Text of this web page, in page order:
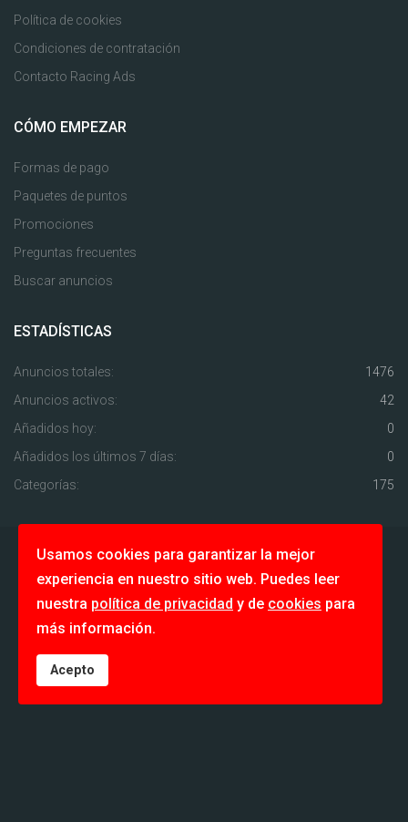
Política de cookies
Condiciones de contratación
Contacto Racing Ads
CÓMO EMPEZAR
Formas de pago
Paquetes de puntos
Promociones
Preguntas frecuentes
Buscar anuncios
ESTADÍSTICAS
Anuncios totales:
1476
Anuncios activos:
42
Añadidos hoy:
0
Añadidos los últimos 7 días:
0
Categorías:
175
Usamos cookies para garantizar la mejor
experiencia en nuestro sitio web. Puedes leer
nuestra política de privacidad y de cookies para
más información.
Acepto